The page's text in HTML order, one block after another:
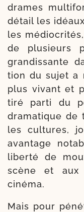
drames
détail les
les
de plu­sieurs
gran­dis­sante
tion du sujet a
plus vivant et
tiré par­ti du
dra­ma­tique de
les cultures,
avan­tage
liber­té de
scène et aux
cinéma.
Mais pour